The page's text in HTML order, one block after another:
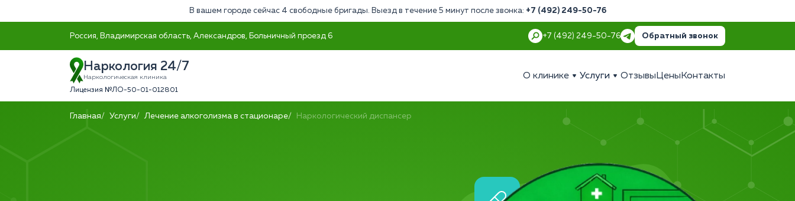
В вашем городе сейчас 4 свободные бригады. Выезд в течение 5 минут после звонка: +7 (492) 249-50-76
Россия, Владимирская область, Александров, Больничный проезд 6 +7 (492) 249-50-76 Обратный звонок
Наркология 24/7
Наркологическая клиника
Лицензия №ЛО-50-01-012801
О клинике Услуги Отзывы Цены Контакты
Главная Услуги Лечение алкоголизма в стационаре Наркологический диспансер